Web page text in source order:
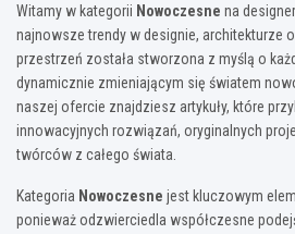
Witamy w kategorii Nowoczesne na
najnowsze trendy w designie, architekturze
przestrzeń została stworzona z myślą o
dynamicznie zmieniającym się światem
naszej ofercie znajdziesz artykuły, które
innowacyjnych rozwiązań, oryginalnych
twórców z całego świata.
Kategoria Nowoczesne jest kluczowym
ponieważ odzwierciedla współczesne